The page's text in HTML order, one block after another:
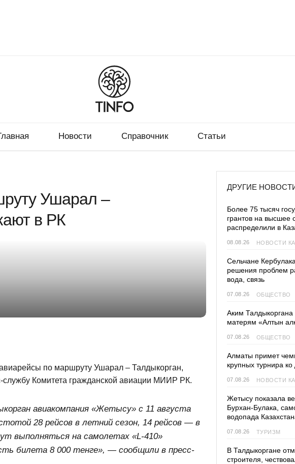
Новости Справочник Статьи
Ушарал –
в РК
авиарейсы по маршруту Ушарал – Талдыкорган,
службу Комитета гражданской авиации МИИР РК.
авиакомпания «Жетысу» с 11 августа
28 рейсов в летний сезон, 14 рейсов — в
выполняться на самолетах «L-410»
билета 8 000 тенге», — сообщили в пресс-
ДРУГИЕ
Более 75 тысяч
грантов на высшее
распределили в
08.08.26 НОВОСТИ
Сельчане
решения проблем
вода, связь
07.08.26 ОБЩЕСТВО
Аким Талдыкоргана
матерям «Алтын
07.08.26 ОБЩЕСТВО
Алматы примет
крупных турнира
07.08.26 НОВОСТИ
Жетысу показала
Бурхан-Булака,
водопада
07.08.26 ТУРИЗМ
В Талдыкоргане
строителя,